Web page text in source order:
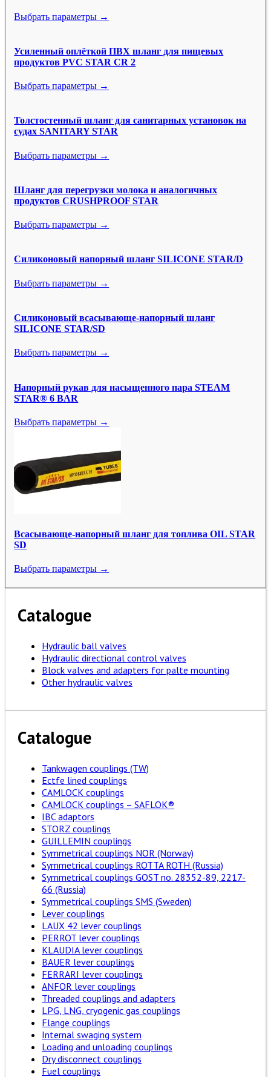
Выбрать параметры →
Усиленный оплёткой ПВХ шланг для пищевых
продуктов PVC STAR CR 2
Выбрать параметры →
Толстостенный шланг для санитарных установок на
судах SANITARY STAR
Выбрать параметры →
Шланг для перегрузки молока и аналогичных
продуктов CRUSHPROOF STAR
Выбрать параметры →
Силиконовый напорный шланг SILICONE STAR/D
Выбрать параметры →
Силиконовый всасывающе-напорный шланг
SILICONE STAR/SD
Выбрать параметры →
Напорный рукав для насыщенного пара STEAM
STAR® 6 BAR
Выбрать параметры →
Всасывающе-напорный шланг для топлива OIL STAR
SD
Выбрать параметры →
Catalogue
Hydraulic ball valves
Hydraulic directional control valves
Block valves and adapters for palte mounting
Other hydraulic valves
Catalogue
Tankwagen couplings (TW)
Ectfe lined couplings
CAMLOCK couplings
CAMLOCK couplings – SAFLOK®
IBC adaptors
STORZ couplings
GUILLEMIN couplings
Symmetrical couplings NOR (Norway)
Symmetrical couplings ROTTA ROTH (Russia)
Symmetrical couplings GOST no. 28352-89, 2217-
66 (Russia)
Symmetrical couplings SMS (Sweden)
Lever couplings
LAUX 42 lever couplings
PERROT lever couplings
KLAUDIA lever couplings
BAUER lever couplings
FERRARI lever couplings
ANFOR lever couplings
Threaded couplings and adapters
LPG, LNG, cryogenic gas couplings
Flange couplings
Internal swaging system
Loading and unloading couplings
Dry disconnect couplings
Fuel couplings